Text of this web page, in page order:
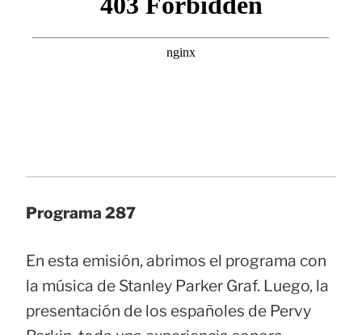
Programa 287
En esta emisión, abrimos el programa con
la música de Stanley Parker Graf. Luego, la
presentación de los españoles de Pervy